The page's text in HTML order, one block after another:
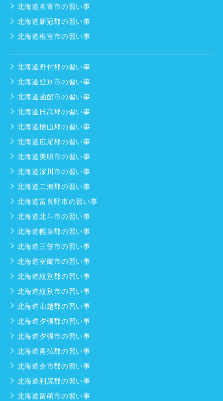
北海道名寄市の習い事
北海道新冠郡の習い事
北海道根室市の習い事
北海道野付郡の習い事
北海道登別市の習い事
北海道函館市の習い事
北海道日高郡の習い事
北海道檜山郡の習い事
北海道広尾郡の習い事
北海道美唄市の習い事
北海道深川市の習い事
北海道二海郡の習い事
北海道富良野市の習い事
北海道北斗市の習い事
北海道幌泉郡の習い事
北海道三笠市の習い事
北海道室蘭市の習い事
北海道紋別郡の習い事
北海道紋別市の習い事
北海道山越郡の習い事
北海道夕張郡の習い事
北海道夕張市の習い事
北海道勇払郡の習い事
北海道余市郡の習い事
北海道利尻郡の習い事
北海道留萌市の習い事